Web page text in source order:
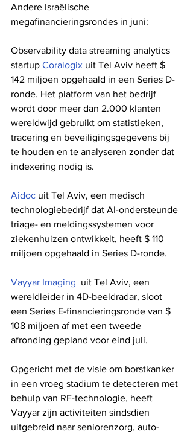
Andere Israëlische
megafinancieringsrondes in juni:
Observability data streaming analytics
startup Coralogix uit Tel Aviv heeft $
142 miljoen opgehaald in een Series D-
ronde. Het platform van het bedrijf
wordt door meer dan 2.000 klanten
wereldwijd gebruikt om statistieken,
tracering en beveiligingsgegevens bij
te houden en te analyseren zonder dat
indexering nodig is.
Aidoc uit Tel Aviv, een medisch
technologiebedrijf dat AI-ondersteunde
triage- en meldingssystemen voor
ziekenhuizen ontwikkelt, heeft $ 110
miljoen opgehaald in Series D-ronde.
Vayyar Imaging
  uit Tel Aviv, een
wereldleider in 4D-beeldradar, sloot
een Series E-financieringsronde van $
108 miljoen af ​​met een tweede
afronding gepland voor eind juli.
Opgericht met de visie om borstkanker
in een vroeg stadium te detecteren met
behulp van RF-technologie, heeft
Vayyar zijn activiteiten sindsdien
uitgebreid naar seniorenzorg, auto-